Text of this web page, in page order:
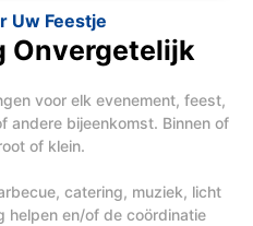
Uw Feestje
Onvergetelijk
voor elk evenement, feest,
andere bijeenkomst. Binnen of
of klein.
catering, muziek, licht
helpen en/of de coördinatie